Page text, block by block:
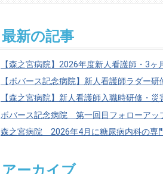
最新の記事
【森之宮病院】2026年度新人看護師・3ヶ
【ボバース記念病院】新人看護師ラダー研
【森之宮病院】新人看護師入職時研修・
ボバース記念病院 第一回目フォローアッ
森之宮病院 2026年4月に糖尿病内科の専
アーカイブ